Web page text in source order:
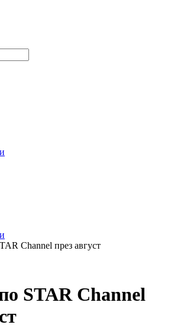
Channel през август
STAR Channel